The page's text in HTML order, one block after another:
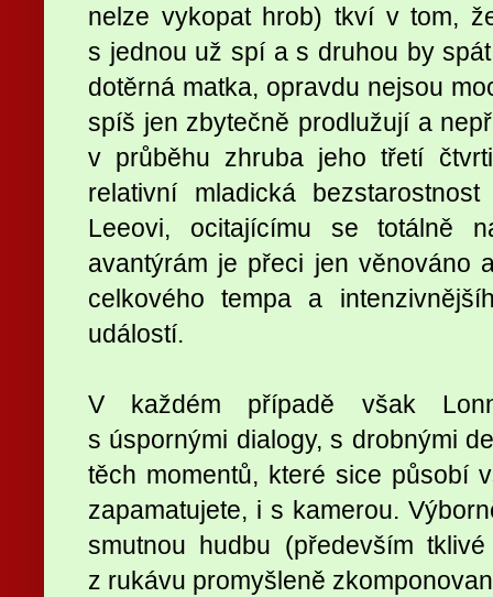
nelze vykopat hrob) tkví v tom,
s jednou už spí a s druhou by
dotěrná matka, opravdu nejsou
spíš jen zbytečně prodlužují a
v průběhu zhruba jeho třetí
relativní mladická
Leeovi, ocitajícímu se totálně
avantýrám je přeci jen věnováno
celkového tempa a
událostí.
V každém případě však
s úspornými dialogy, s drobnými
těch momentů, které sice působí
zapamatujete, i s kamerou.
smutnou hudbu (především
z rukávu promyšleně